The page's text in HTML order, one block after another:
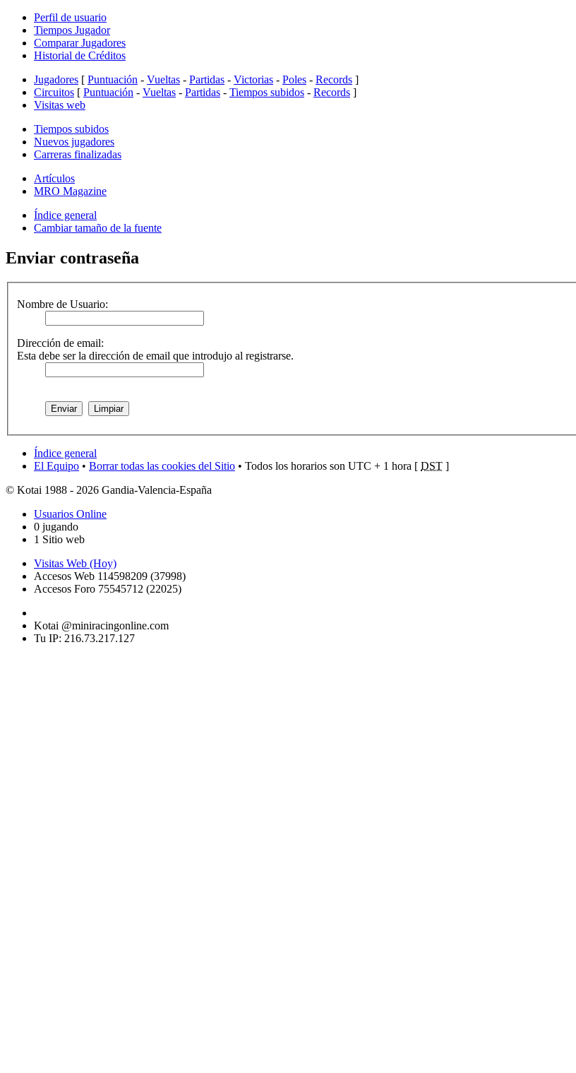
Perfil de usuario
Tiempos Jugador
Comparar Jugadores
Historial de Créditos
Jugadores [ Puntuación - Vueltas - Partidas - Victorias - Poles - Records ]
Circuitos [ Puntuación - Vueltas - Partidas - Tiempos subidos - Records ]
Visitas web
Tiempos subidos
Nuevos jugadores
Carreras finalizadas
Artículos
MRO Magazine
Índice general
Cambiar tamaño de la fuente
Enviar contraseña
Nombre de Usuario:
Dirección de email:
Esta debe ser la dirección de email que introdujo al registrarse.
Índice general
El Equipo • Borrar todas las cookies del Sitio • Todos los horarios son UTC + 1 hora [ DST ]
© Kotai 1988 - 2026 Gandia-Valencia-España
Usuarios Online
0 jugando
1 Sitio web
Visitas Web (Hoy)
Accesos Web 114598209 (37998)
Accesos Foro 75545712 (22025)
Kotai @miniracingonline.com
Tu IP: 216.73.217.127